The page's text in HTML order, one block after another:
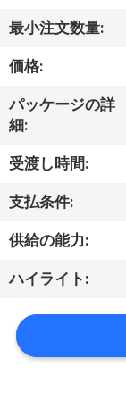
ョ
ー
私
達
に
つ
い
て
最小注文数量:
価格:
パッケージの詳
細:
受渡し時間:
支払条件:
供給の能力:
ハイライト: